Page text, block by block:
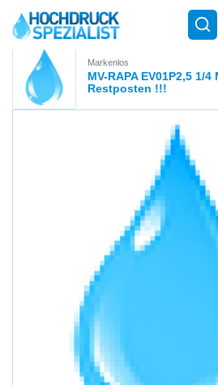
Markenlos
MV-RAPA EV01P2,5 1/4
Restposten !!!